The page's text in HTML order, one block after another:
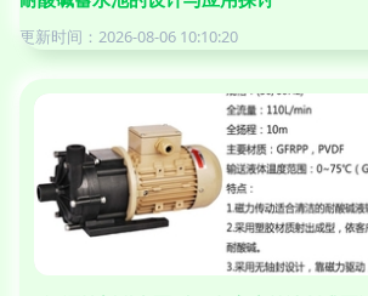
更新时间：2026-08-06 10:10:20